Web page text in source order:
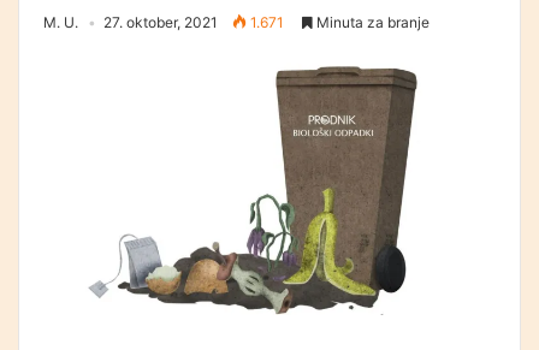
M. U. 27. oktober, 2021 1.671 Minuta za branje